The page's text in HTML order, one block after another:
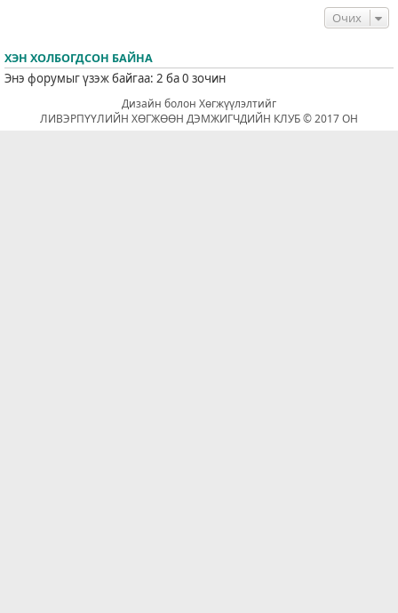
Очих
ХЭН ХОЛБОГДСОН БАЙНА
Энэ форумыг үзэж байгаа: 2 ба 0 зочин
Дизайн болон Хөгжүүлэлтийг
ЛИВЭРПҮҮЛИЙН ХӨГЖӨӨН ДЭМЖИГЧДИЙН КЛУБ © 2017 ОН